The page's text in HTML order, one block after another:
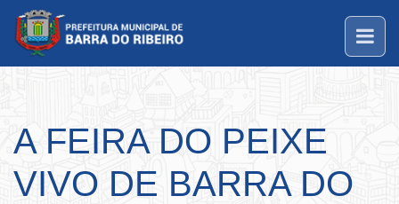
A FEIRA DO PEIXE
VIVO DE BARRA DO